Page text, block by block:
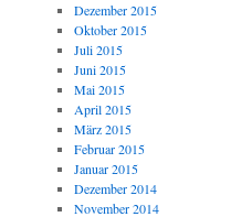
Dezember 2015
Oktober 2015
Juli 2015
Juni 2015
Mai 2015
April 2015
März 2015
Februar 2015
Januar 2015
Dezember 2014
November 2014